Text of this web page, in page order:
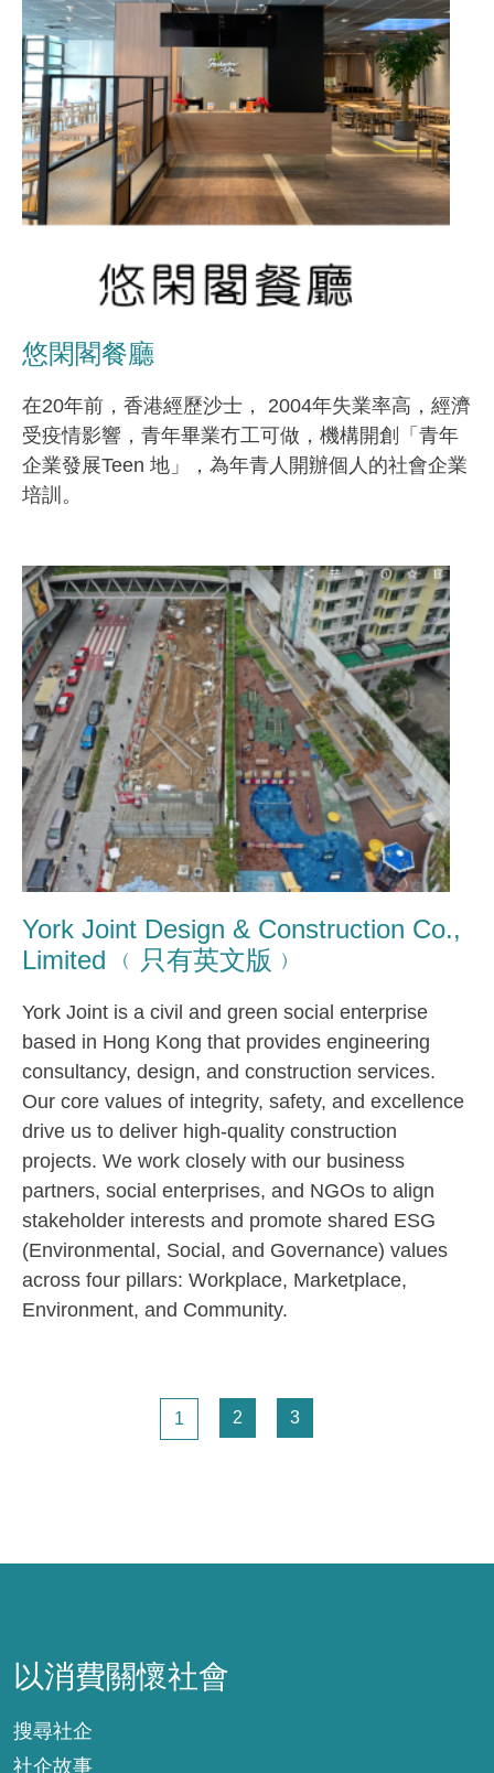
悠閑閣餐廳
在20年前，香港經歷沙士， 2004年失業率高，經濟
受疫情影響，青年畢業冇工可做，機構開創「青年
企業發展Teen 地」，為年青人開辦個人的社會企業
培訓。
York Joint Design & Construction Co.,
Limited ﹙只有英文版﹚
York Joint is a civil and green social enterprise
based in Hong Kong that provides engineering
consultancy, design, and construction services.
Our core values of integrity, safety, and excellence
drive us to deliver high-quality construction
projects. We work closely with our business
partners, social enterprises, and NGOs to align
stakeholder interests and promote shared ESG
(Environmental, Social, and Governance) values
across four pillars: Workplace, Marketplace,
Environment, and Community.
頁面
1 頁面
2 頁面
3
以消費關懷社會
搜尋社企
社企故事